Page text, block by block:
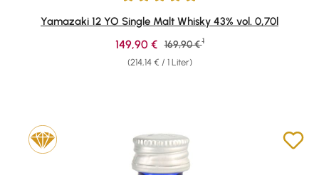
Durchschnittliche Bewertung von 4.89 von 5 Sternen
Yamazaki 12 YO Single Malt Whisky 43% vol. 0,70l
(214,14 € / 1 Liter)
Verkaufspreis:
149,90 € Regulärer Preis:
169,90 € 1